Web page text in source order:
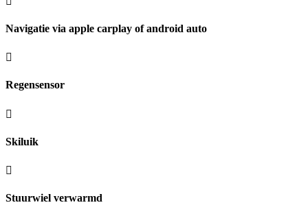
Navigatie via apple carplay of android auto
Regensensor
Skiluik
Stuurwiel verwarmd